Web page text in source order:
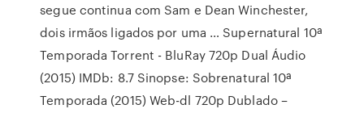
segue continua com Sam e Dean Winchester,
dois irmãos ligados por uma … Supernatural 10ª
Temporada Torrent - BluRay 720p Dual Áudio
(2015) IMDb: 8.7 Sinopse: Sobrenatural 10ª
Temporada (2015) Web-dl 720p Dublado –